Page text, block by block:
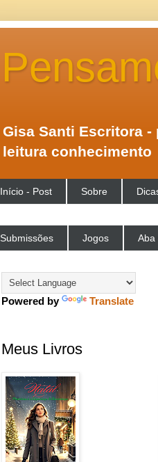
Gisa Santi Escritora
leitura conhecimento
Início - Post Sobre
Submissões Jogos Aba
Powered by Translate
Meus Livros